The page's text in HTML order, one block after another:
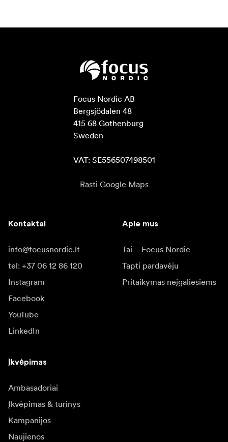
Focus Nordic AB
Bergsjödalen 48
415 68 Gothenburg
Sweden
VAT: SE556507498501
Rasti Google Maps
Kontaktai
info@focusnordic.lt
tel: +37 06 12 86 120
Instagram
Facebook
YouTube
LinkedIn
Apie mus
Tai – Focus Nordic
Tapti pardavėju
Pritaikymas neįgaliesiems
Įkvėpimas
Ambasadoriai
Įkvėpimas & turinys
Kampanijos
Naujienos